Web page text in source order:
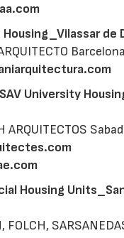
de
Barcelona
University
ARQUITECTOS
Housing
FOLCH,